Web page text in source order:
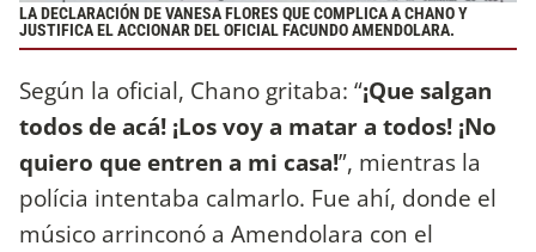
LA DECLARACIÓN DE VANESA FLORES QUE COMPLICA A CHANO Y
JUSTIFICA EL ACCIONAR DEL OFICIAL FACUNDO AMENDOLARA.
Según la oficial, Chano gritaba: “¡Que salgan
todos de acá! ¡Los voy a matar a todos! ¡No
quiero que entren a mi casa!”, mientras la
polícia intentaba calmarlo. Fue ahí, donde el
músico arrinconó a Amendolara con el